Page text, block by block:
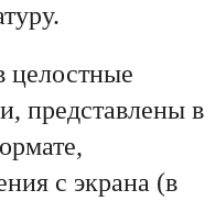
целостные
представлены в
с экрана (в